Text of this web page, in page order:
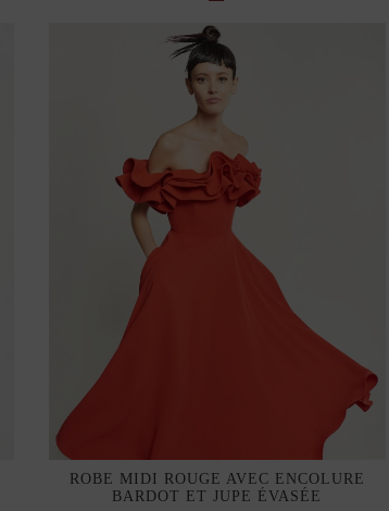
ROBE MIDI ROUGE AVEC ENCOLURE
BARDOT ET JUPE ÉVASÉE